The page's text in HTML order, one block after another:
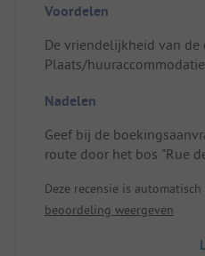
Voordelen
De vriendelijkheid van de
Plaats/
Nadelen
Geef bij de
route door het bos "Rue
Deze recensie is
beoordeling weergeven